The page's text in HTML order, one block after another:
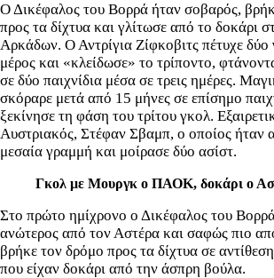
Ο Δικέφαλος του Βορρά ήταν σοβαρός,
προς τα δίχτυα και γλίτωσε από το δοκάρι
Αρκάδων. Ο Αντρίγια Ζίφκοβιτς πέτυχε δύο
μέρος και «κλείδωσε» το τρίποντο,
σε δύο παιχνίδια μέσα σε τρεις ημέρες.
σκόραρε μετά από 15 μήνες σε επίσημο
ξεκίνησε τη φάση του τρίτου γκολ.
Αυστριακός, Στέφαν Σβαμπ, ο οποίος ήταν
μεσαία γραμμή και μοίρασε δύο ασίστ.
Γκολ με Μουργκ ο ΠΑΟΚ, δοκάρι ο
Στο πρώτο ημίχρονο ο Δικέφαλος του
ανώτερος από τον Αστέρα και σαφώς πιο
βρήκε τον δρόμο προς τα δίχτυα σε
που είχαν δοκάρι από την άσπρη βούλα.